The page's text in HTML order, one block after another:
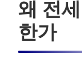
왜 전
한가